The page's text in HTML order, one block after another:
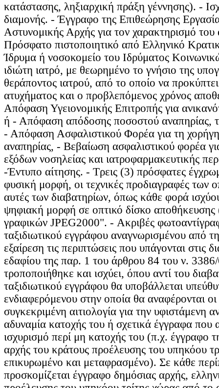
κατάστασης, ληξιαρχική πράξη γέννησης). -
διαμονής. - Έγγραφο της Επιθεώρησης
Αστυνομικής Αρχής για τον χαρακτηρισμό του
Πρόσφατο πιστοποιητικό από Ελληνικό
Ίδρυμα ή νοσοκομείο του Ιδρύματος
ιδιώτη ιατρό, με θεωρημένο το γνήσιο της
θεράποντος ιατρού, από το οποίο να
ατυχήματος και ο προβλεπόμενος χρόνος
Απόφαση Υγειονομικής Επιτροπής για
ή - Απόφαση απόδοσης ποσοστού αναπηρίας,
- Απόφαση Ασφαλιστικού Φορέα για τη
αναπηρίας, - Βεβαίωση ασφαλιστικού φορέα
εξόδων νοσηλείας και ιατροφαρμακευτικής
-Έντυπο αίτησης. - Τρεις (3) πρόσφατες
φυσική μορφή, οι τεχνικές προδιαγραφές των
αυτές των διαβατηρίων, όπως κάθε φορά
ψηφιακή μορφή σε οπτικό δίσκο
γραφικών JPEG2000". - Ακριβές
ταξιδιωτικού εγγράφου αναγνωρισμένου από
εξαίρεση τις περιπτώσεις που υπάγονται στις
εδαφίου της παρ. 1 του άρθρου 84 του ν.
τροποποιήθηκε και ισχύει, όπου αντί του
ταξιδιωτικού εγγράφου θα υποβάλλεται
ενδιαφερόμενου στην οποία θα αναφέρονται οι
συγκεκριμένη αιτιολογία για την υφιστάμενη
αδυναμία κατοχής του ή σχετικά έγγραφα που
ισχυρισμό περί μη κατοχής του (π.χ. έγγραφο
αρχής του κράτους προέλευσης του υπηκόου
επικυρωμένο και μεταφρασμένο). Σε κάθε
προσκομίζεται έγγραφο δημόσιας αρχής,